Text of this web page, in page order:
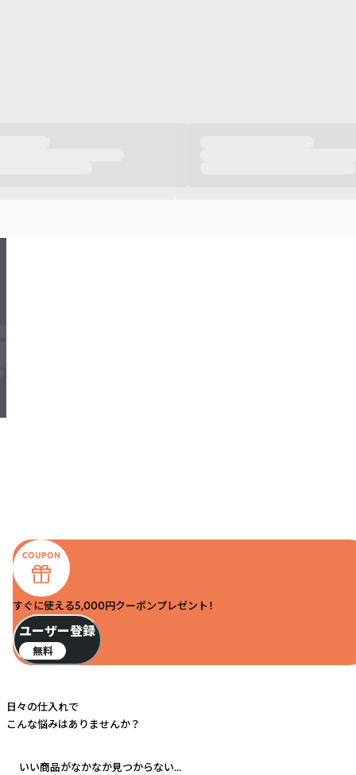
すぐに使える5,000円クーポンプレゼント！
ユーザー登録
無料
日々の仕入れで
こんな悩みはありませんか？
いい商品がなかなか見つからない...